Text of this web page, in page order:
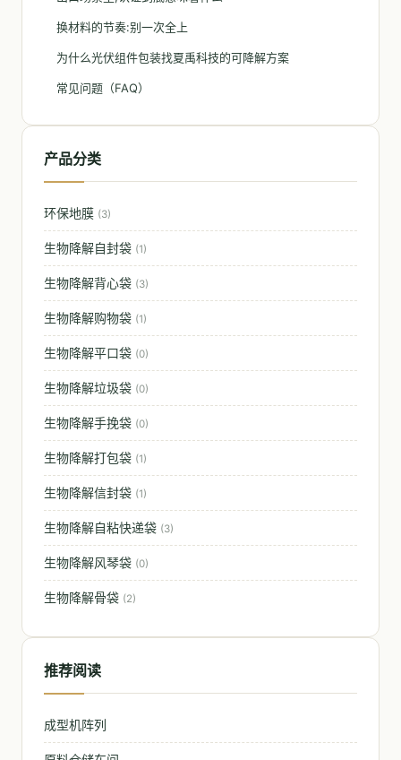
换材料的节奏:别一次全上
为什么光伏组件包装找夏禹科技的可降解方案
常见问题（FAQ）
产品分类
环保地膜 (3)
生物降解自封袋 (1)
生物降解背心袋 (3)
生物降解购物袋 (1)
生物降解平口袋 (0)
生物降解垃圾袋 (0)
生物降解手挽袋 (0)
生物降解打包袋 (1)
生物降解信封袋 (1)
生物降解自粘快递袋 (3)
生物降解风琴袋 (0)
生物降解骨袋 (2)
推荐阅读
成型机阵列